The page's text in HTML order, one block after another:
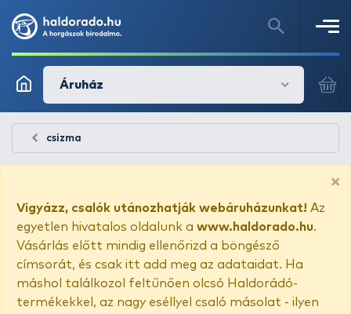
Áruház
csizma
×
Vigyázz, csalók utánozhatják webáruházunkat! Az
egyetlen hivatalos oldalunk a www.haldorado.hu.
Vásárlás előtt mindig ellenőrizd a böngésző
címsorát, és csak itt add meg az adataidat. Ha
máshol találkozol feltűnően olcsó Haldorádó-
termékekkel, az nagy eséllyel csaló másolat - ilyen